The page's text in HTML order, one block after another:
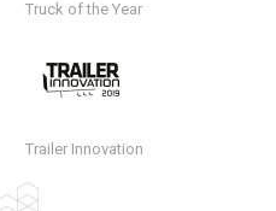
Truck of the Year
Trailer Innovation